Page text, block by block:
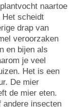
naartoe
Het scheidt
drap van
veroorzaken
en bijen als
je veel
Het is een
De mier
de mier eten.
insecten